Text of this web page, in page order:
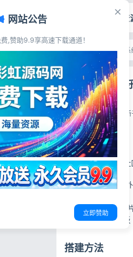
源码资
首页>源码资源>发卡系
PHP点卡购物
彩虹源码网
2026-05-30 更
源码简介
PHP点卡购物乐购
后台一键搭建主站/
更新6套模板包括图
非常的漂亮这款模板
搭建方法
网站公告
,赞助9.9享高速下载通道！
立即赞助